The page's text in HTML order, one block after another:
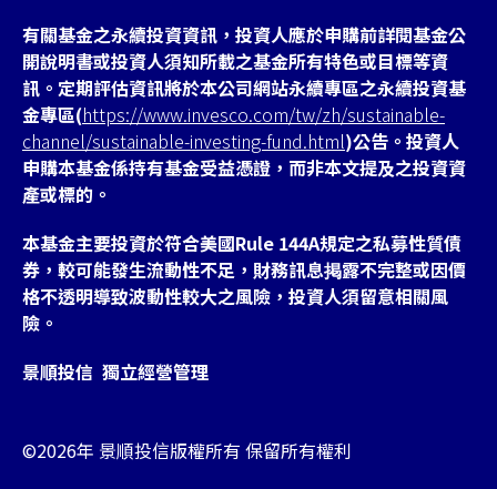
有關基金之永續投資資訊，投資人應於申購前詳閱基金公
開說明書或投資人須知所載之基金所有特色或目標等資
訊。定期評估資訊將於本公司網站永續專區之永續投資基
金專區(https://www.invesco.com/tw/zh/sustainable-
channel/sustainable-investing-fund.html)公告。投資人
申購本基金係持有基金受益憑證，而非本文提及之投資資
產或標的。
本基金主要投資於符合美國Rule 144A規定之私募性質債
券，較可能發生流動性不足，財務訊息掲露不完整或因價
格不透明導致波動性較大之風險，投資人須留意相關風
險。
景順投信 獨立經營管理
©2026年 景順投信版權所有 保留所有權利